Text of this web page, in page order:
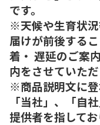
です。
※天候や生育状
届けが前後する
着・ 遅延のご案
内をさせていた
※商品説明文に登
「当社」、「自
提供者を指してお